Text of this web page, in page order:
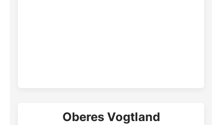
Oberes Vogtland